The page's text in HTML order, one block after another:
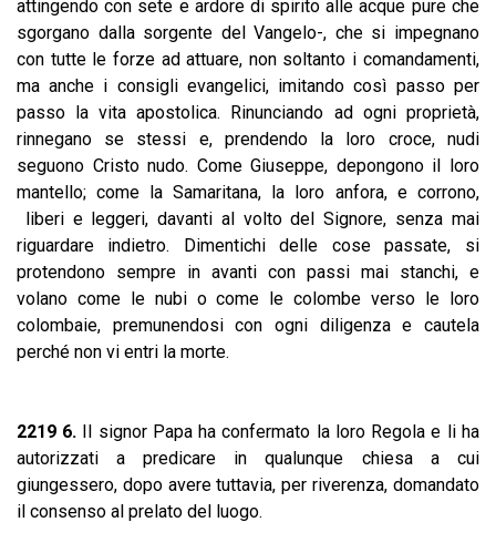
attingendo con sete e ardore di spirito alle acque pure che
sgorgano dalla sorgente del Vangelo-, che si impegnano
con tutte le forze ad attuare, non soltanto i comandamenti,
ma anche i consigli evangelici, imitando così passo per
passo la vita apostolica. Rinunciando ad ogni proprietà,
rinnegano se stessi e, prendendo la loro croce, nudi
seguono Cristo nudo. Come Giuseppe, depongono il loro
mantello; come la Samaritana, la loro anfora, e corrono,
liberi e leggeri, davanti al volto del Signore, senza mai
riguardare indietro. Dimentichi delle cose passate, si
protendono sempre in avanti con passi mai stanchi, e
volano come le nubi o come le colombe verso le loro
colombaie, premunendosi con ogni diligenza e cautela
perché non vi entri la morte.
2219 6. Il signor Papa ha confermato la loro Regola e li ha
autorizzati a predicare in qualunque chiesa a cui
giungessero, dopo avere tuttavia, per riverenza, domandato
il consenso al prelato del luogo.